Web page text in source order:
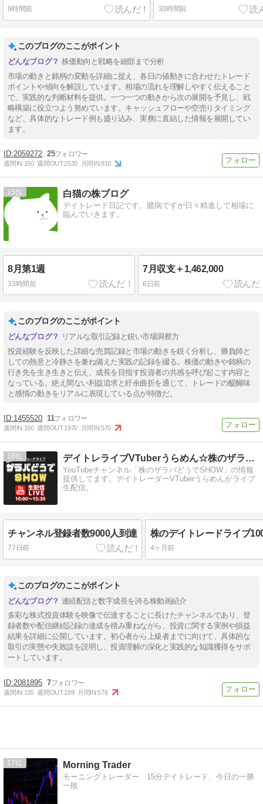
9時間前 33時間前
このブログのここがポイント
株価動向と戦略を細部まで分析
市場の動きと銘柄の変動を詳細に捉え、各日の値動きに合わせたトレード
ポイントや傾向を解説しています。相場の流れを理解しやすく伝えること
で、実践的な判断材料を提供。一つ一つの動きから次の展開を予見し、戦
略構築に役立つよう努めています。キャッシュフローや空売りタイミング
など、具体的なトレード例も盛り込み、実務に直結した情報を展開してい
ます。
2059272 25
週間IN:150 週間OUT:2530 月間IN:810
15 白猫の株ブログ
デイトレード日記です。臆病ですが日々精進して相場に
臨んでいきます。
8月第1週
33時間前
7月収支＋1,462,000
6日前
このブログのここがポイント
リアルな取引記録と鋭い市場洞察力
投資経験を反映した詳細な売買記録と市場の動きを鋭く分析し、勝負師と
しての熱意と冷静さを兼ね備えた実践の記録を綴る。株価の動きや銘柄の
行き先を生き生きと伝え、成長を目指す投資者の共感を呼び起こす内容と
なっている。絶え間ない利益追求と紆余曲折を通じて、トレードの醍醐味
と感情の動きをリアルに表現している点が特徴だ。
1455520 11
週間IN:150 週間OUT:1970 月間IN:570
16 デイトレライブVTuberうらめん☆株のザラバどうでSHOW
YouTubeチャンネル「株のザラバどうでSHOW」の情報
提供してます。デイトレーダーVTuberうらめんがライブ
生配信。
チャンネル登録者数9000人到達
77日前 4ヶ月前
このブログのここがポイント
連続配信と数字成長を誇る株動画紹介
多彩な株式投資体験を映像で伝達することに長けたチャンネルであり、登
録者数や配信継続記録の達成を積み重ねながら、投資に関する実例や損益
結果を詳細に公開しています。初心者から上級者までに向けて、具体的な
取引の実態や失敗談を説明し、投資理解の深化と実践的な知識獲得をサポ
ートしています。
2081895 7
週間IN:135 週間OUT:189 月間IN:576
17 Morning Trader
モーニングトレーダー 15分デイトレード、今日の一勝
一敗